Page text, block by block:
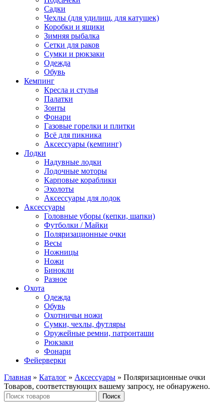
Садки
Чехлы (для удилищ, для катушек)
Коробки и ящики
Зимняя рыбалка
Сетки для раков
Сумки и рюкзаки
Одежда
Обувь
Кемпинг
Кресла и стулья
Палатки
Зонты
Фонари
Газовые горелки и плитки
Всё для пикника
Аксессуары (кемпинг)
Лодки
Надувные лодки
Лодочные моторы
Карповые кораблики
Эхолоты
Аксессуары для лодок
Аксессуары
Головные уборы (кепки, шапки)
Футболки / Майки
Поляризационные очки
Весы
Ножницы
Ножи
Бинокли
Разное
Охота
Одежда
Обувь
Охотничьи ножи
Сумки, чехлы, футляры
Оружейные ремни, патронташи
Рюкзаки
Фонари
Фейерверки
Главная » Каталог » Аксессуары » Поляризационные очки
Товаров, соответствующих вашему запросу, не обнаружено.
Поиск